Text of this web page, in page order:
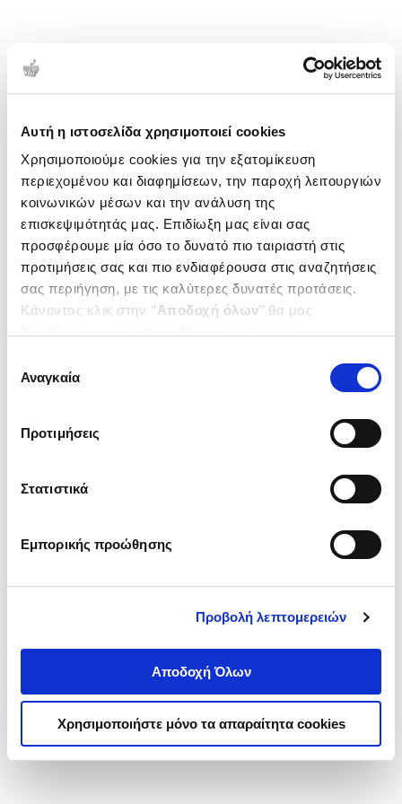
Αυτή η ιστοσελίδα χρησιμοποιεί cookies
Χρησιμοποιούμε cookies για την εξατομίκευση
περιεχομένου και διαφημίσεων, την παροχή λειτουργιών
κοινωνικών μέσων και την ανάλυση της
επισκεψιμότητάς μας. Επιδίωξη μας είναι σας
προσφέρουμε μία όσο το δυνατό πιο ταιριαστή στις
προτιμήσεις σας και πιο ενδιαφέρουσα στις αναζητήσεις
σας περιήγηση, με τις καλύτερες δυνατές προτάσεις.
Κάνοντας κλικ στην ‘’Αποδοχή όλων’’ θα μας
ενδιαφέρουν και να επιλέξετε από τα παρακάτω με την
΄΄και να ενημερωθείτε σχετικά με
συγκατάθεσης
Αναγκαία
Προτιμήσεις
Στατιστικά
Εμπορικής προώθησης
Προβολή λεπτομερειών
Αποδοχή Όλων
Χρησιμοποιήστε μόνο τα απαραίτητα cookies